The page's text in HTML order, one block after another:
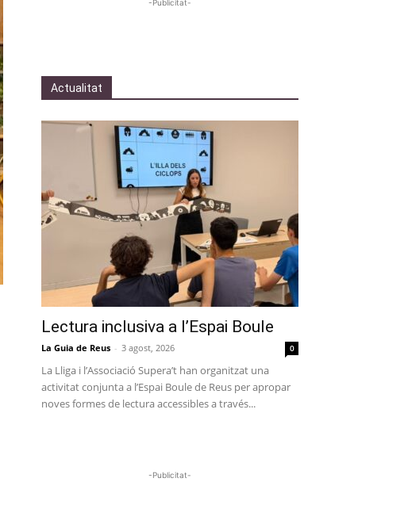
-Publicitat-
Actualitat
Lectura inclusiva a l’Espai Boule
La Guia de Reus - 3 agost, 2026 0
La Lliga i l’Associació Supera’t han organitzat una
activitat conjunta a l’Espai Boule de Reus per apropar
noves formes de lectura accessibles a través...
-Publicitat-